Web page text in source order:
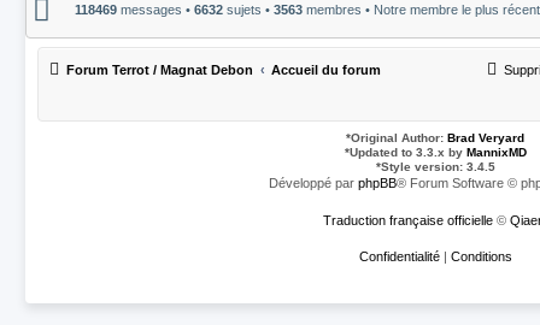
118469 messages • 6632 sujets • 3563 membres • Notre membre le plus
Forum Terrot / Magnat Debon Accueil du forum
*Original Author: Brad Veryard
*Updated to 3.3.x by MannixMD
*Style version: 3.4.5
Développé par phpBB® Forum Software ©
Traduction française officielle©
Confidentialité | Conditions